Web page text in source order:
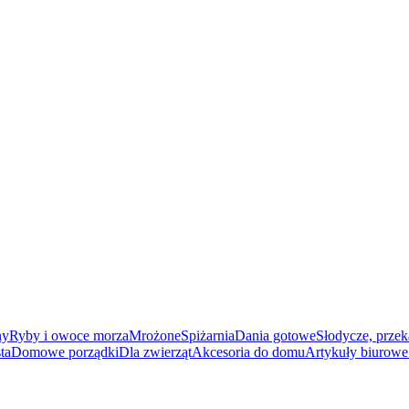
Ryby i owoce morzaMrożoneSpiżarniaDania gotoweSłodycze,
Domowe porządkiDla zwierzątAkcesoria do domuArtykuły